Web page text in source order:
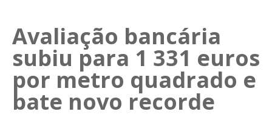
Avaliação bancária
subiu para 1 331 euros
por metro quadrado e
bate novo recorde